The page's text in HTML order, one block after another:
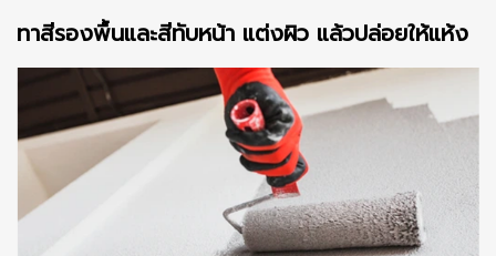
ทาสีรองพื้นและสีทับหน้า แต่งผิว แล้วปล่อยให้แห้ง